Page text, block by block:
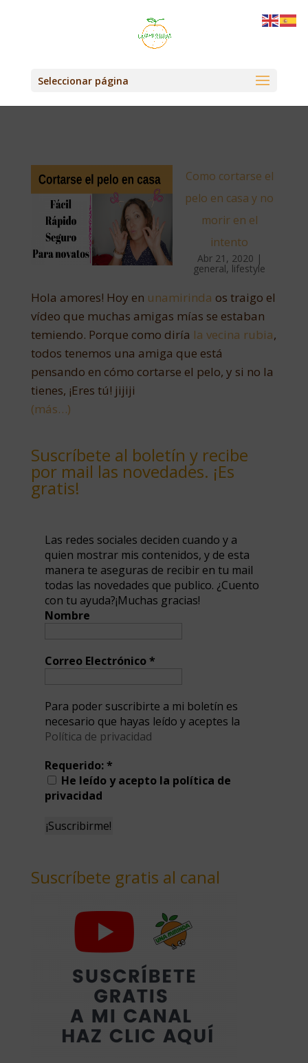
Seleccionar página
Como cortarse el
pelo en casa y no
morir en el
intento
Abr 21, 2020 |
general, lifestyle
Hola amores! Hoy en unamirinda os traigo el
vídeo que muchas amigas mías se estaban
temiendo. Porque como diría la vecina rubia,
todos tenemos una amiga que está
pensando en cómo cortarse el pelo, y si no la
tienes, ¡Eres tú! jijiji
(más…)
Suscríbete al boletín y recibe
por mail las novedades. ¡Es
gratis!
Las redes sociales deciden cuando y a
quien mostrar mis contenidos, y de esta
manera te aseguras de recibir en tu mail
todas las novedades que publico. ¿Cuento
con tu ayuda?¡Muchas gracias!
Nombre
Correo Electrónico*
Para poder suscribirte a mi boletín es
necesario que hayas leído y aceptes la
Política de privacidad
Requerido:*
He leído y acepto la política de
privacidad
Suscríbete gratis al canal